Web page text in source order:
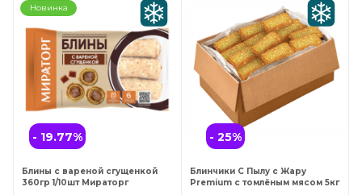
- 19.77%
Новинка
Блины с вареной сгущенкой
360гр 1/10шт Мираторг
- 25%
Блинчики С Пылу с Жару
Premium с томлёным мясом 5кг